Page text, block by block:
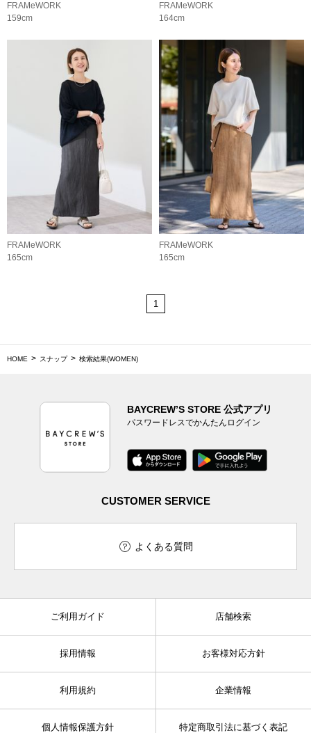
FRAMeWORK
159cm
FRAMeWORK
164cm
FRAMeWORK
165cm
FRAMeWORK
165cm
1
HOME スナップ 検索結果(WOMEN)
BAYCREW’S STORE 公式アプリ
パスワードレスでかんたんログイン
CUSTOMER SERVICE
よくある質問
ご利用ガイド 店舗検索
採用情報 お客様対応方針
利用規約 企業情報
個人情報保護方針 特定商取引法に基づく表記